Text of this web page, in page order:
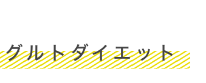
ルトダイエット